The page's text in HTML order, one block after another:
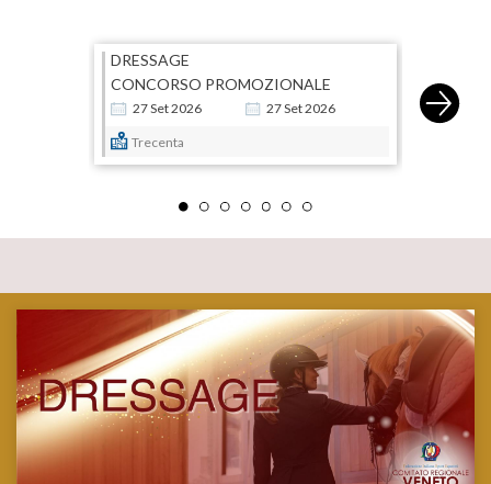
DRESSAGE
27Set2026 27Set2026
CONCORSO PROMOZIONALE
Trecenta